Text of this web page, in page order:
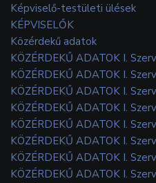
Képviselő-testületi ülések
KÉPVISELŐK
Közérdekű adatok
KÖZÉRDEKŰ ADATOK I.
KÖZÉRDEKŰ ADATOK I.
KÖZÉRDEKŰ ADATOK I.
KÖZÉRDEKŰ ADATOK I.
KÖZÉRDEKŰ ADATOK I.
KÖZÉRDEKŰ ADATOK I.
KÖZÉRDEKŰ ADATOK I.
KÖZÉRDEKŰ ADATOK I.